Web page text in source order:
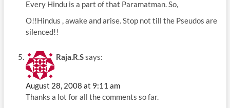
Every Hindu is a part of that Paramatman. So,
O!!Hindus , awake and arise. Stop not till the Pseudos are
silenced!!
Raja.R.Ssays:
August 28, 2008 at 9:11 am
Thanks a lot for all the comments so far.